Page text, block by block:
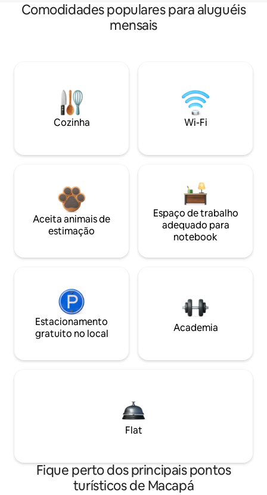
Comodidades populares para aluguéis
mensais
Cozinha Wi-Fi
Aceita animais de
estimação
Espaço de trabalho
adequado para
notebook
Estacionamento
gratuito no local
Academia
Flat
Fique perto dos principais pontos
turísticos de Macapá